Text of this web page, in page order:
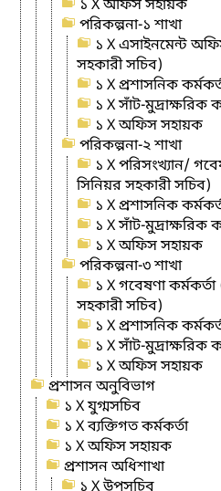
১ X অফিস সহায়ক
পরিকল্পনা-১ শাখা
১ X এসাইনমেন্ট
সহকারী সচিব)
১ X প্রশাসনিক
১ X সাঁট-
১ X অফিস সহায়ক
পরিকল্পনা-২ শাখা
১ X পরিসংখ্যান/
সিনিয়র সহকারী সচিব)
১ X প্রশাসনিক
১ X সাঁট-
১ X অফিস সহায়ক
পরিকল্পনা-৩ শাখা
১ X গবেষণা
সহকারী সচিব)
১ X প্রশাসনিক
১ X সাঁট-
১ X অফিস সহায়ক
প্রশাসন অনুবিভাগ
১ X যুগ্মসচিব
১ X ব্যক্তিগত কর্মকর্তা
১ X অফিস সহায়ক
প্রশাসন অধিশাখা
১ X উপসচিব